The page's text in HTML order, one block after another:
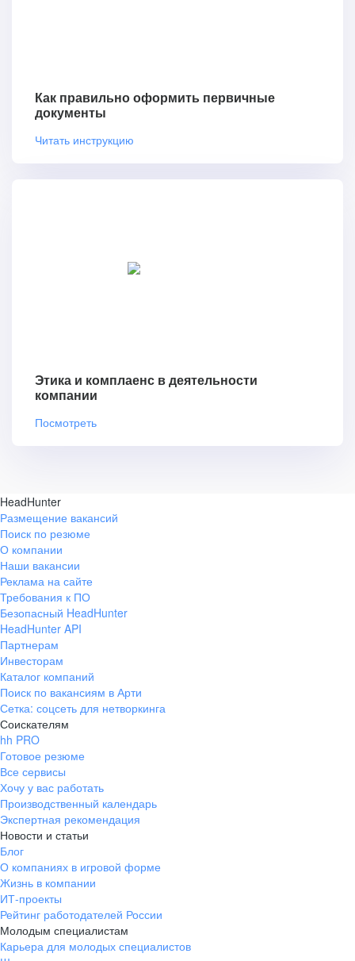
Как правильно оформить первичные
документы
Читать инструкцию
Этика и комплаенс в деятельности
компании
Посмотреть
HeadHunter
Размещение вакансий
Поиск по резюме
О компании
Наши вакансии
Реклама на сайте
Требования к ПО
Безопасный HeadHunter
HeadHunter API
Партнерам
Инвесторам
Каталог компаний
Поиск по вакансиям в Арти
Сетка: соцсеть для нетворкинга
Соискателям
hh PRO
Готовое резюме
Все сервисы
Хочу у вас работать
Производственный календарь
Экспертная рекомендация
Новости и статьи
Блог
О компаниях в игровой форме
Жизнь в компании
ИТ-проекты
Рейтинг работодателей России
Молодым специалистам
Карьера для молодых специалистов